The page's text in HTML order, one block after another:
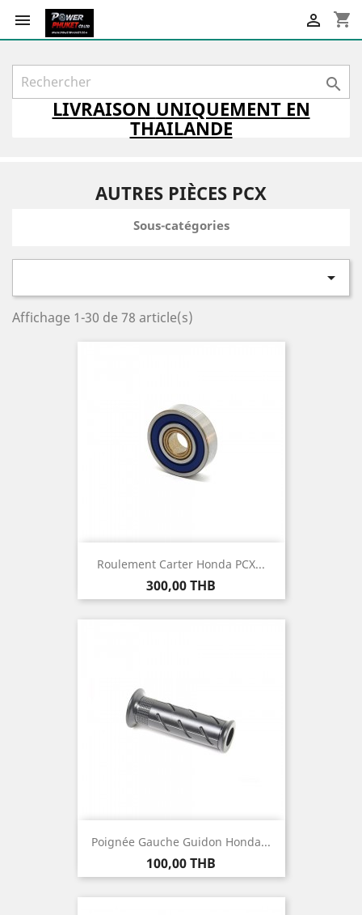
 shopping_cart


LIVRAISON UNIQUEMENTEN
THAILANDE
AUTRES PIÈCES PCX
Sous-catégories

Affichage 1-30 de 78 article(s)
Roulement Carter Honda PCX...
Prix
300,00 THB
Poignée Gauche Guidon Honda...
Prix
100,00 THB